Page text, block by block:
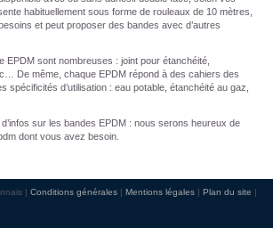
habituellement sous forme de rouleaux de 10 mètres,
et peut proposer des bandes avec d’autres
EPDM sont nombreuses : joint pour étanchéité,
De même, chaque EPDM répond à des cahiers des
spécificités d’utilisation : eau potable, étanchéité au gaz,
sur les bandes EPDM : nous serons heureux de
dont vous avez besoin.
Conditions générales Mentions légales Plan du site